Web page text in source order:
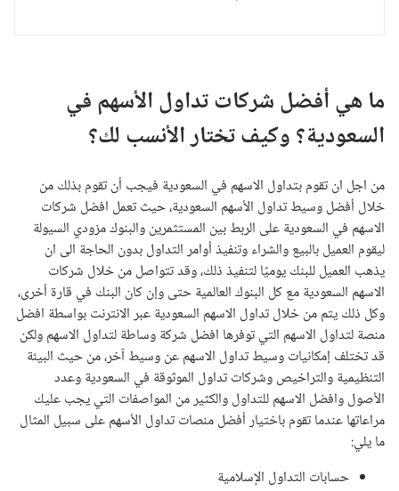
ما هي أفضل شركات تداول الأسهم في
السعودية؟ وكيف تختار الأنسب لك؟
من اجل ان تقوم بتداول الاسهم في السعودية فيجب أن تقوم بذلك من
خلال أفضل وسيط تداول الأسهم السعودية، حيث تعمل افضل شركات
الاسهم في السعودية على الربط بين المستثمرين والبنوك مزودي السيولة
ليقوم العميل بالبيع والشراء وتنفيذ أوامر التداول بدون الحاجة الى ان
يذهب العميل للبنك يوميًا لتنفيذ ذلك، وقد تتواصل من خلال شركات
الاسهم السعودية مع كل البنوك العالمية حتى وإن كان البنك في قارة أخرى،
وكل ذلك يتم من خلال تداول الاسهم السعودية عبر الانترنت بواسطة افضل
منصة لتداول الاسهم التي توفرها افضل شركة وساطة لتداول الاسهم ولكن
قد تختلف إمكانيات وسيط تداول الاسهم عن وسيط آخر، من حيث البيئة
التنظيمية والتراخيص وشركات تداول الموثوقة في السعودية وعدد
الأصول وافضل الاسهم للتداول والكثير من المواصفات التي يجب عليك
مراعاتها عندما تقوم باختيار أفضل منصات تداول الأسهم على سبيل المثال
ما يلي:
حسابات التداول الإسلامية